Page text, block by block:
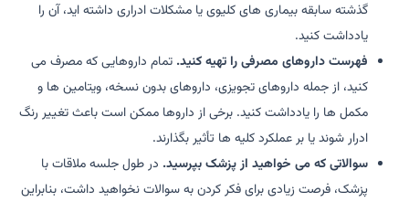
گذشته سابقه بیماری های کلیوی یا مشکلات ادراری داشته اید، آن را
یادداشت کنید.
فهرست داروهای مصرفی را تهیه کنید.تمام داروهایی که مصرف می
کنید، از جمله داروهای تجویزی، داروهای بدون نسخه، ویتامین ها و
مکمل ها را یادداشت کنید. برخی از داروها ممکن است باعث تغییر رنگ
ادرار شوند یا بر عملکرد کلیه ها تأثیر بگذارند.
سوالاتی که می خواهید از پزشک بپرسید. در طول جلسه ملاقات با
پزشک، فرصت زیادی برای فکر کردن به سوالات نخواهید داشت، بنابراین